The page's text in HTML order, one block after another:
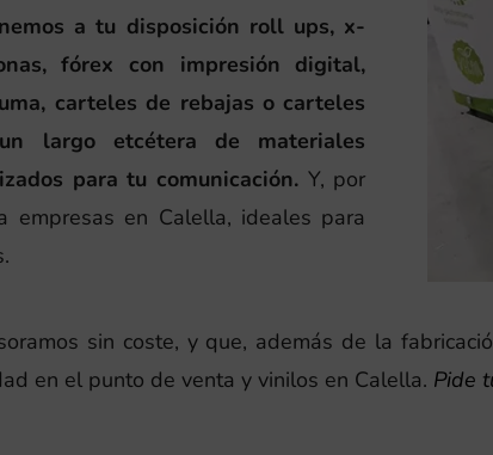
a tu disposición roll ups, x-
fórex con impresión digital,
carteles de rebajas o carteles
largo etcétera de materiales
para tu comunicación. Y, por
empresas en Calella, ideales para
sin coste, y que, además de la
en el punto de venta y vinilos en Calella. Pide